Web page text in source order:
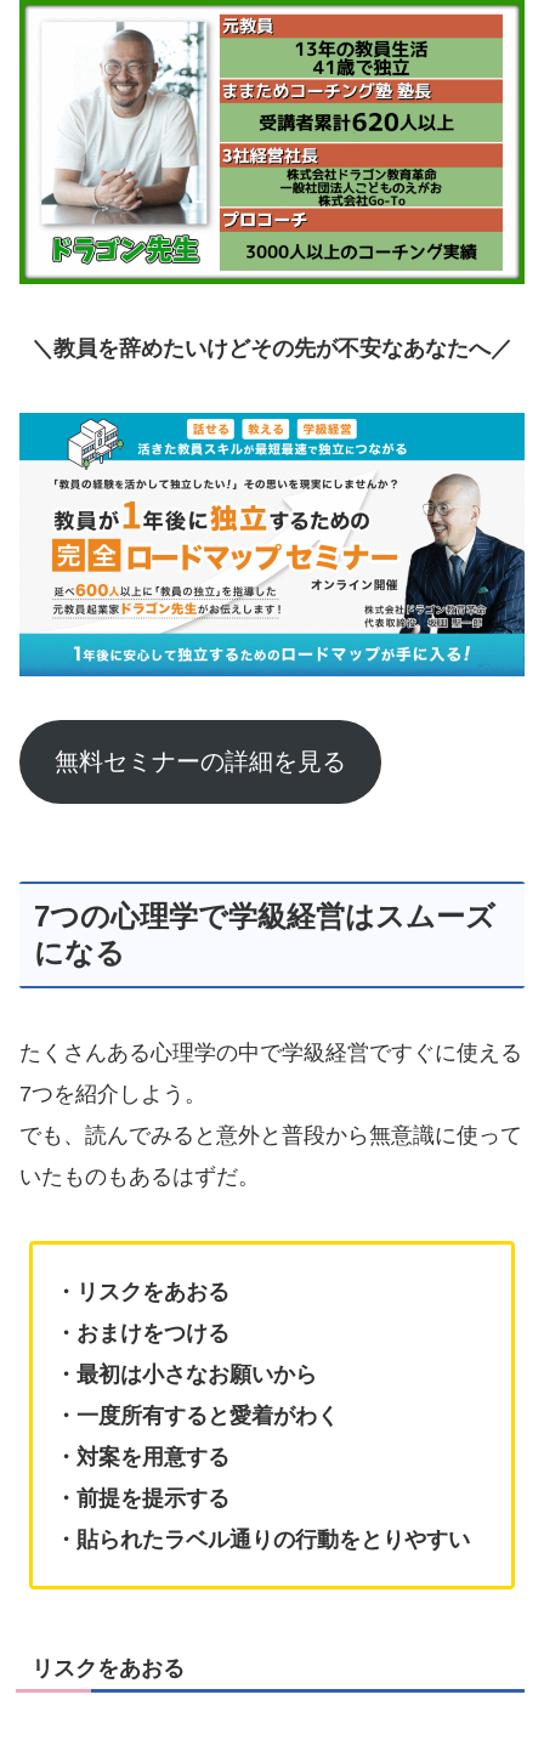
＼教員を辞めたいけどその先が不安なあなたへ／
無料セミナーの詳細を見る
7つの心理学で学級経営はスムーズ
になる
たくさんある心理学の中で学級経営ですぐに使える
7つを紹介しよう。
でも、読んでみると意外と普段から無意識に使って
いたものもあるはずだ。
・リスクをあおる
・おまけをつける
・最初は小さなお願いから
・一度所有すると愛着がわく
・対案を用意する
・前提を提示する
・貼られたラベル通りの行動をとりやすい
リスクをあおる